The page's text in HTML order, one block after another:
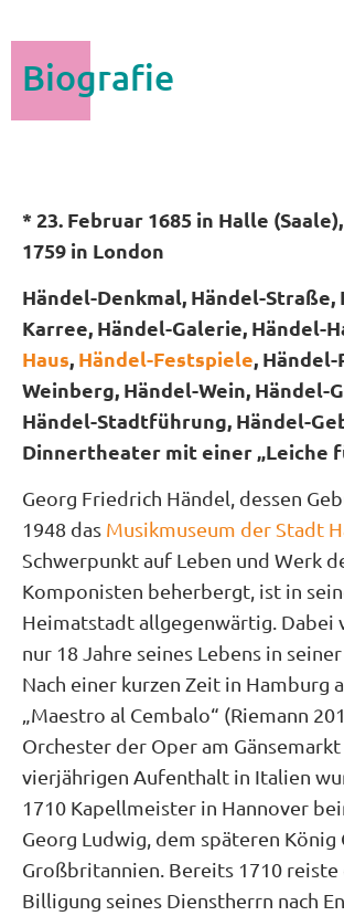
Biografie
* 23. Februar 1685 in Halle
1759 in London
Händel-Denkmal, Händel-Straße,
Karree, Händel-Galerie, Händel-
Haus, Händel-Festspiele,
Weinberg, Händel-Wein, Händel-
Händel-Stadtführung, Händel-
Dinnertheater mit einer „Leiche
Georg Friedrich Händel, dessen
1948 das Musikmuseum der Stadt
Schwerpunkt auf Leben und Werk
Komponisten beherbergt, ist in
Heimatstadt allgegenwärtig. Dabei
nur 18 Jahre seines Lebens in
Nach einer kurzen Zeit in Hamburg
„Maestro al Cembalo“ (Riemann
Orchester der Oper am
vierjährigen Aufenthalt in Italien
1710 Kapellmeister in Hannover
Georg Ludwig, dem späteren König
Großbritannien. Bereits 1710
Billigung seines Dienstherrn nach